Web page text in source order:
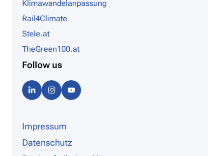
Klimawandelanpassung
Rail4Climate
Stele.at
TheGreen100.at
Follow us
Linke
dIn
Instag
ram be
Impressum
Datenschutz